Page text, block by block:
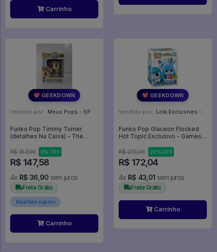
Carrinho
💖 GEEKDOWN
Vendido por: Meus Pops - SP
Funko Pop Timmy Turner
(detalhes Na Caixa) - The
R$ 157,00
6% OFF
R$ 147,58
4x R$ 36,90 sem juros
Frete Grátis
Aqui tem cupom
Carrinho
💖 GEEKDOWN
Vendido por: Lolk Exclusives - SP
Funko Pop Glaceon Flocked
Hot Topic Exclusivo - Games
R$ 215,05
20% OFF
R$ 172,04
4x R$ 43,01 sem juros
Frete Grátis
Carrinho